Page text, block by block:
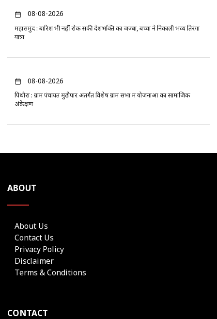
08-08-2026
महासमुंद : बारिश भी नहीं रोक सकी देशभक्ति का जज्बा, बच्चों ने निकाली भव्य तिरंगा
यात्रा
08-08-2026
पिथौरा : ग्राम पंचायत मुढ़ीपार अंतर्गत विशेष ग्राम सभा में योजनाओं का सामाजिक
अंकेक्षण
ABOUT
About Us
Contact Us
Privacy Policy
Disclaimer
Terms & Conditions
CONTACT